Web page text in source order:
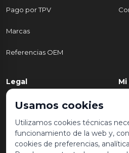
Pago por TPV
Marcas
Referencias OEM
Legal
Política de Privacidad
Aviso legal y condiciones de
uso
Usamos cookies
Utilizamos cookies técnicas
funcionamiento de la web y,
cookies de preferencias,